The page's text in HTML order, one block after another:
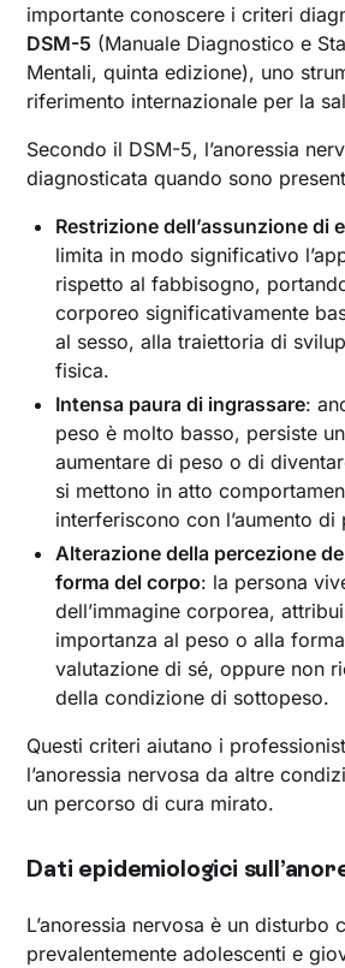
importante conoscere i criteri
DSM-5 (Manuale Diagnostico e
Mentali, quinta edizione), uno
riferimento internazionale per la
Secondo il DSM-5, l’anoressia
diagnosticata quando sono
Restrizione dell’assunzione di
limita in modo significativo
rispetto al fabbisogno,
corporeo significativamente
al sesso, alla traiettoria di
fisica.
Intensa paura di ingrassare:
peso è molto basso, persiste
aumentare di peso o di
si mettono in atto
interferiscono con l’aumento di
Alterazione della percezione
forma del corpo: la persona
dell’immagine corporea,
importanza al peso o alla
valutazione di sé, oppure non
della condizione di sottopeso.
Questi criteri aiutano i
l’anoressia nervosa da altre
un percorso di cura mirato.
Dati epidemiologici
L’anoressia nervosa è un disturbo
prevalentemente adolescenti e